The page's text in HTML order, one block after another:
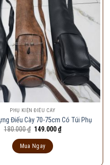
PHỤ KIỆN ĐIẾU CÀY
Điếu Cày 70-75cm Có Túi Phụ
180.000₫ Giá
là:
180.000 ₫.
149.000₫Giá
hiện
Mua Ngay